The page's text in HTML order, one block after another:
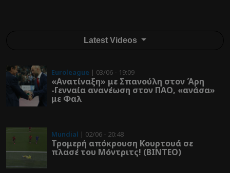
Latest Videos
Euroleague | 03/06 - 19:09
«Ανατίναξη» με Σπανούλη στον Άρη
-Γενναία ανανέωση στον ΠΑΟ, «ανάσα»
με Φαλ
Mundial | 02/06 - 20:48
Τρομερή απόκρουση Κουρτουά σε
πλασέ του Μόντριτς! (ΒΙΝΤΕΟ)